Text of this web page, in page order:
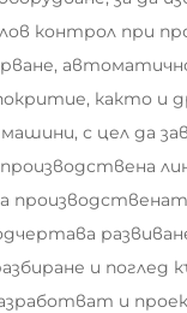
контрол при
както и
с цел да
и поглед
и